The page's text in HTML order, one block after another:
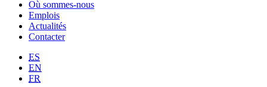
Où sommes-nous
Emplois
Actualités
Contacter
ES
EN
FR